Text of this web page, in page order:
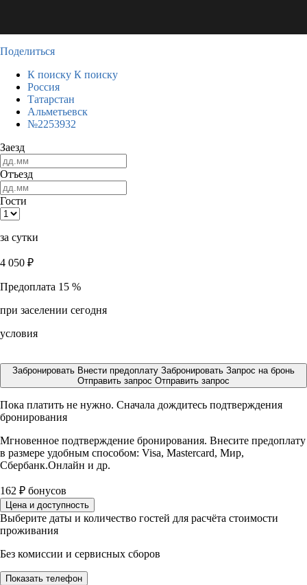
Поделиться
К поиску К поиску
Россия
Татарстан
Альметьевск
№2253932
Заезд
Отъезд
Гости
за сутки
4 050 ₽
Предоплата 15 %
при заселении сегодня
условия
Забронировать Внести предоплату Забронировать Запрос на бронь
Отправить запрос Отправить запрос
Пока платить не нужно. Сначала дождитесь подтверждения
бронирования
Мгновенное подтверждение бронирования. Внесите предоплату
в размере удобным способом: Visa, Mastercard, Мир,
Сбербанк.Онлайн и др.
162 ₽ бонусов
Цена и доступность
Выберите даты и количество гостей для расчёта стоимости
проживания
Без комиссии и сервисных сборов
Показать телефон